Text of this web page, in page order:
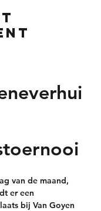
van de maand,
er een
bij Van Goyen